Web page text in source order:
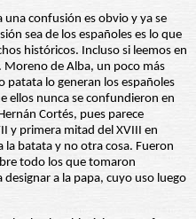
una confusión es obvio y ya se
sea de los españoles es lo que
históricos. Incluso si leemos en
Moreno de Alba, un poco más
patata lo generan los españoles
ellos nunca se confundieron en
Cortés, pues parece
y primera mitad del XVIII en
la batata y no otra cosa. Fueron
todo los que tomaron
a la papa, cuyo uso luego